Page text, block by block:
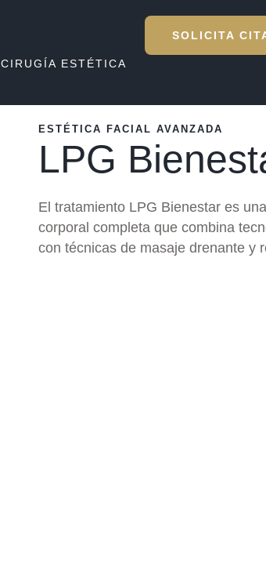
CIRUGÍA ESTÉTICA
SOLICITA
ESTÉTICA FACIAL AVANZADA
LPG
El tratamiento LPG Bienestar es
corporal completa que combina
con técnicas de masaje drenante y